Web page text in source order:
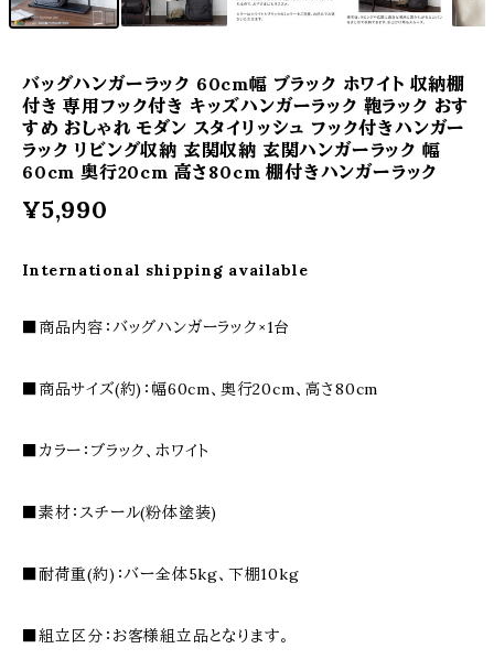
バッグハンガーラック 60cm幅 ブラック ホワイト 収納棚
付き 専用フック付き キッズハンガーラック 鞄ラック おす
すめ おしゃれ モダン スタイリッシュ フック付きハンガー
ラック リビング収納 玄関収納 玄関ハンガーラック 幅
60cm 奥行20cm 高さ80cm 棚付きハンガーラック
¥5,990
International shipping available
■商品内容：バッグハンガーラック×1台
■商品サイズ(約)：幅60cm、奥行20cm、高さ80cm
■カラー：ブラック、ホワイト
■素材：スチール(粉体塗装)
■耐荷重(約)：バー全体5kg、下棚10kg
■組立区分：お客様組立品となります。